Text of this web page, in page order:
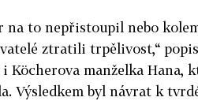
na to nepřistoupil nebo
ztratili trpělivost,“
i Köcherova manželka Hana,
Výsledkem byl návrat k